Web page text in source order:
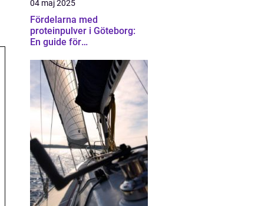
04 maj 2025
Fördelarna med
proteinpulver i Göteborg:
En guide för